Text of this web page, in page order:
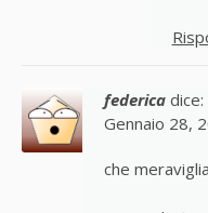
federica dice:
Gennaio 28,
che